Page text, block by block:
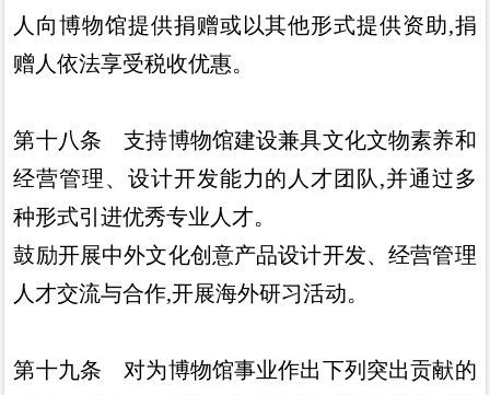
人向博物馆提供捐赠或以其他形式提供资助,捐
赠人依法享受税收优惠。
第十八条支持博物馆建设兼具文化文物素养和
经营管理 、 设计开发能力的人才团队 ,并通过多
种形式引进优秀专业人才。
鼓励开展中外文化创意产品设计开发、经营管理
人才交流与合作,开展海外研习活动。
第十九条 对为博物馆事业作出下列突出贡献的